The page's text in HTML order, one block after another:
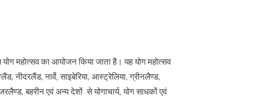
योग महोत्सव का आयोजन किया जाता है। यह योग महोत्सव
नीदरलैंड, नार्वे, साइबेरिया, आस्ट्रेलिया, ग्रीनलैण्ड,
बहरीन एवं अन्य देशों से योगाचार्य, योग साधकों एवं